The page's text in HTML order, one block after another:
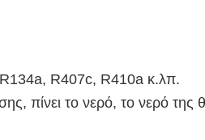
R407c, R410a κ.λπ.
πίνει το νερό, το νερό της